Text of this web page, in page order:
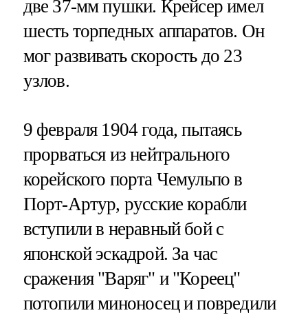
две 37-мм пушки. Крейсер имел
шесть торпедных аппаратов. Он
мог развивать скорость до 23
узлов.
9 февраля 1904 года, пытаясь
прорваться из нейтрального
корейского порта Чемульпо в
Порт-Артур, русские корабли
вступили в неравный бой с
японской эскадрой. За час
сражения "Варяг" и "Кореец"
потопили миноносец и повредили